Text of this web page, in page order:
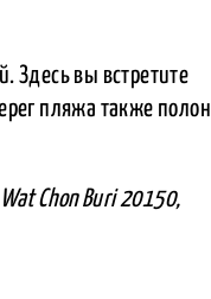
Здесь вы встретите
пляжа также полон
Chon Buri 20150,